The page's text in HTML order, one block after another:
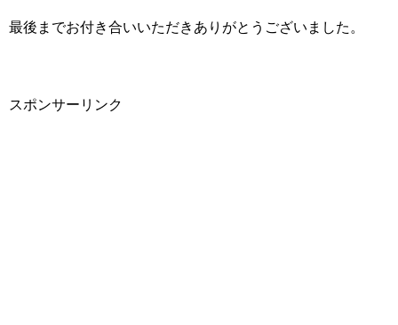
最後までお付き合いいただきありがとうございました。
スポンサーリンク